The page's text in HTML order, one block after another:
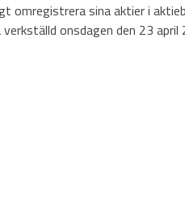
sina aktier i
onsdagen den 23